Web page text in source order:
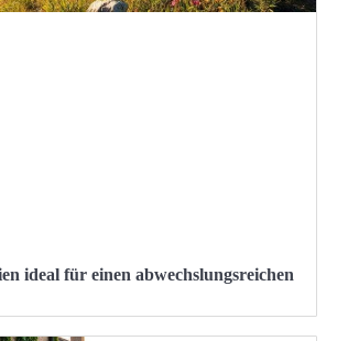
ideal für einen abwechslungsreichen